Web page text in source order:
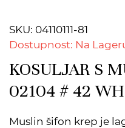
SKU: 04110111-81
Dostupnost: Na
KOSULJAR S
02104 # 42
Muslin šifon krep je